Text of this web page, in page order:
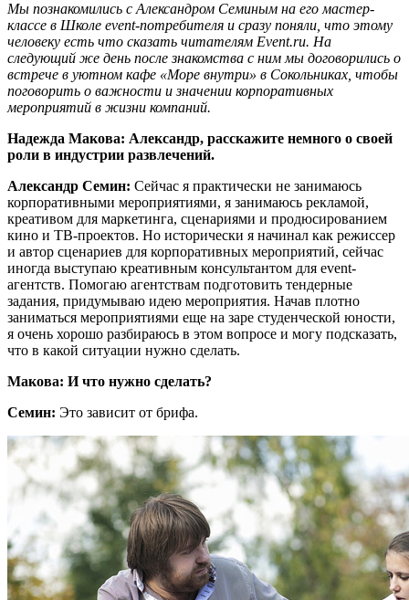
Мы познакомились с Александром Семиным на его мастер-
классе в Школе event-потребителя и сразу поняли, что этому
человеку есть что сказать читателям Event.ru. На
следующий же день после знакомства с ним мы договорились о
встрече в уютном кафе «Море внутри» в Сокольниках, чтобы
поговорить о важности и значении корпоративных
мероприятий в жизни компаний.
Надежда Макова: Александр, расскажите немного о своей
роли в индустрии развлечений.
Александр Семин: Сейчас я практически не занимаюсь
корпоративными мероприятиями, я занимаюсь рекламой,
креативом для маркетинга, сценариями и продюсированием
кино и ТВ-проектов. Но исторически я начинал как режиссер
и автор сценариев для корпоративных мероприятий, сейчас
иногда выступаю креативным консультантом для event-
агентств. Помогаю агентствам подготовить тендерные
задания, придумываю идею мероприятия. Начав плотно
заниматься мероприятиями еще на заре студенческой юности,
я очень хорошо разбираюсь в этом вопросе и могу подсказать,
что в какой ситуации нужно сделать.
Макова: И что нужно сделать?
Семин: Это зависит от брифа.